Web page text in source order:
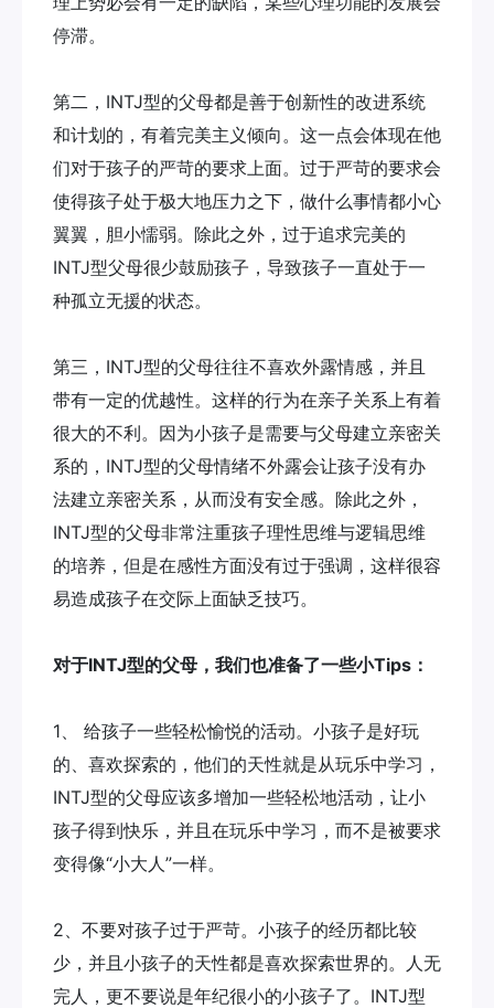
停滞。
第二，INTJ型的父母都是善于创新性的改进系统
和计划的，有着完美主义倾向。这一点会体现在他
们对于孩子的严苛的要求上面。过于严苛的要求会
使得孩子处于极大地压力之下，做什么事情都小心
翼翼，胆小懦弱。除此之外，过于追求完美的
INTJ型父母很少鼓励孩子，导致孩子一直处于一
种孤立无援的状态。
第三，INTJ型的父母往往不喜欢外露情感，并且
带有一定的优越性。这样的行为在亲子关系上有着
很大的不利。因为小孩子是需要与父母建立亲密关
系的，INTJ型的父母情绪不外露会让孩子没有办
法建立亲密关系，从而没有安全感。除此之外，
INTJ型的父母非常注重孩子理性思维与逻辑思维
的培养，但是在感性方面没有过于强调，这样很容
易造成孩子在交际上面缺乏技巧。
对于INTJ型的父母，我们也准备了一些小Tips：
1、 给孩子一些轻松愉悦的活动。小孩子是好玩
的、喜欢探索的，他们的天性就是从玩乐中学习，
INTJ型的父母应该多增加一些轻松地活动，让小
孩子得到快乐，并且在玩乐中学习，而不是被要求
变得像“小大人”一样。
2、不要对孩子过于严苛。小孩子的经历都比较
少，并且小孩子的天性都是喜欢探索世界的。人无
完人，更不要说是年纪很小的小孩子了。INTJ型